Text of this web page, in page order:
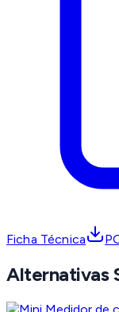
Ficha Técnica
Alternativas